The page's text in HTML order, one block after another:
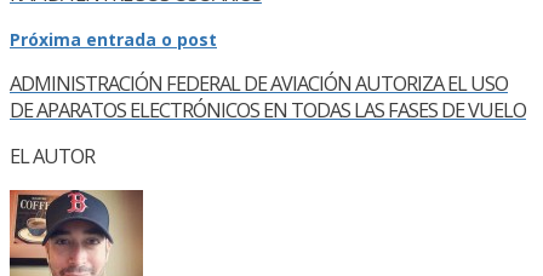
Próxima entrada o post
ADMINISTRACIÓN FEDERAL DE AVIACIÓN AUTORIZA EL USO
DE APARATOS ELECTRÓNICOS EN TODAS LAS FASES DE VUELO
EL AUTOR